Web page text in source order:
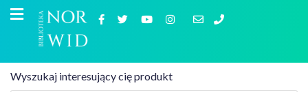
Wyszukaj interesujący cię produkt